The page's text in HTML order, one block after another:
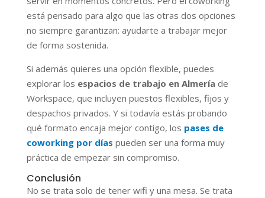
está pensado para algo que las otras dos opciones
no siempre garantizan: ayudarte a trabajar mejor
de forma sostenida.
Si además quieres una opción flexible, puedes
explorar los espacios de trabajo en Almeríade
Workspace, que incluyen puestos flexibles, fijos y
despachos privados. Y si todavía estás probando
qué formato encaja mejor contigo, los pases de
coworking por días pueden ser una forma muy
práctica de empezar sin compromiso.
Conclusión
No se trata solo de tener wifi y una mesa. Se trata